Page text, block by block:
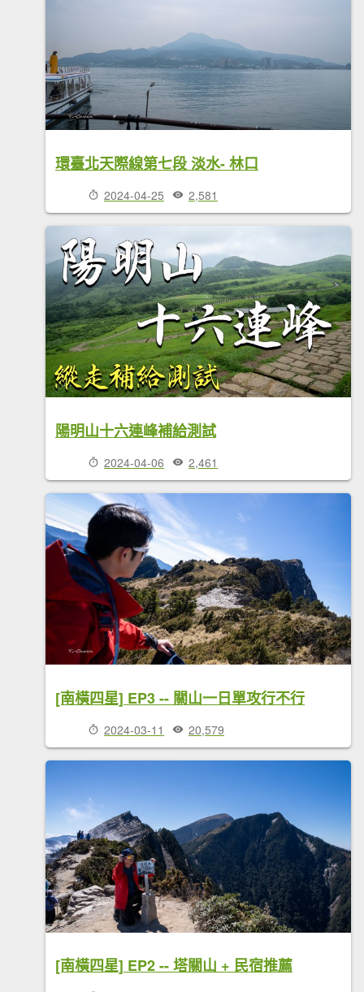
環臺北天際線第七段 淡水- 林口
2024-04-25 2,581
陽明山十六連峰補給測試
2024-04-06 2,461
[南橫四星] EP3 -- 關山一日單攻行不行
2024-03-11 20,579
[南橫四星] EP2 -- 塔關山 + 民宿推薦